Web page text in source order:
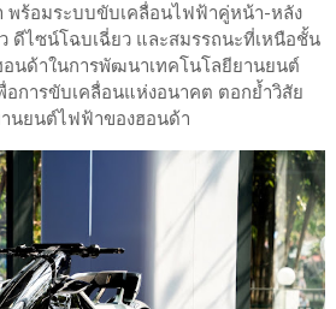
พร้อมระบบขับเคลื่อนไฟฟ้าคู่หน้า-หลัง
ดีไซน์โฉบเฉี่ยว และสมรรถนะที่เหนือชั้น
นด้าในการพัฒนาเทคโนโลยียานยนต์
การขับเคลื่อนแห่งอนาคต ตอกย้ำวิสัย
นยนต์ไฟฟ้าของฮอนด้า